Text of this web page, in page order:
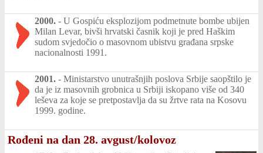
2000. - U Gospiću eksplozijom podmetnute bombe ubijen
Milan Levar, bivši hrvatski časnik koji je pred Haškim
sudom svjedočio o masovnom ubistvu građana srpske
nacionalnosti 1991.
2001. - Ministarstvo unutrašnjih poslova Srbije saopštilo je
da je iz masovnih grobnica u Srbiji iskopano više od 340
leševa za koje se pretpostavlja da su žrtve rata na Kosovu
1999. godine.
Rođeni na dan 28. avgust/kolovoz